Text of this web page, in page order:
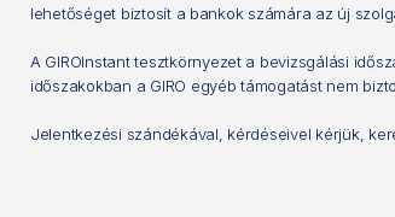
lehetőséget biztosít a bankok számára az új
A GIROInstant tesztkörnyezet a bevizsgálási
időszakokban a GIRO egyéb támogatást nem
Jelentkezési szándékával, kérdéseivel kérjük,